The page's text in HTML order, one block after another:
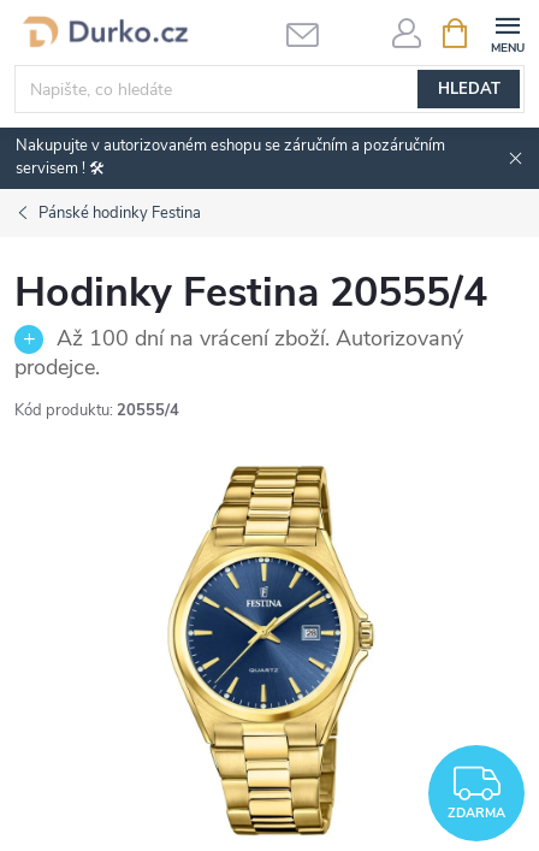
Přejít
obsah
HLEDAT
NÁKUPNÍ
KOŠÍK
Nakupujte v autorizovaném eshopu se záručním a pozáručním
servisem ! 🛠️
Pánské hodinky Festina
Hodinky Festina 20555/4
Až 100 dní na vrácení zboží. Autorizovaný
prodejce.
Kód produktu: 20555/4
ZDARMA